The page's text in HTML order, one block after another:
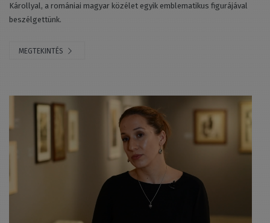
Károllyal, a romániai magyar közélet egyik emblematikus figurájával
beszélgettünk.
MEGTEKINTÉS